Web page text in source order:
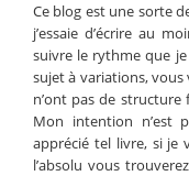
Ce blog est une sorte
j’essaie d’écrire au
suivre le rythme que je
sujet à variations,
n’ont pas de
Mon intention n’est
apprécié tel livre, si je
l’absolu vous